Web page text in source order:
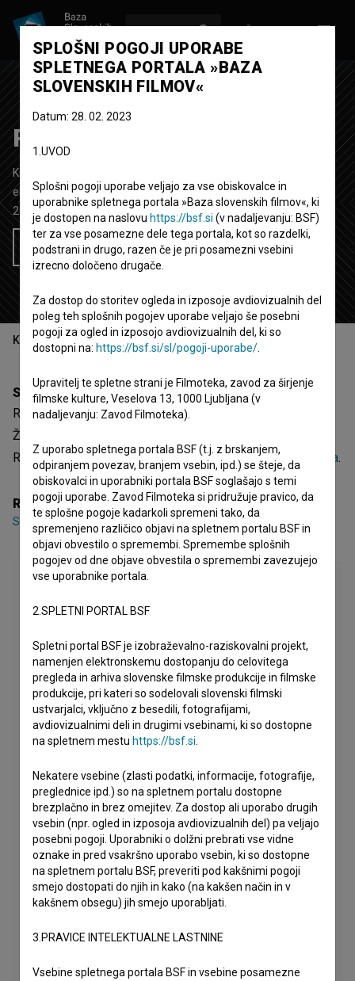
Revenge Porn
Kratki dokumentarni video film
eksperimentalni, umetniški
2019
Slovenija
Želim si ogledati ta film
Kazalo
Sinopsis
Revenge Porn je slovenski kratki dokumentarni video film.
Žanrsko je opredeljen kot eksperimentalni in umetniški.
Režiserka je Sara Bezovšek. Nastal je v produkciji Aksioma.
Režija
Sara Bezovšek
SPLOŠNI POGOJI UPORABE
SPLETNEGA PORTALA »BAZA
SLOVENSKIH FILMOV«
Datum: 28. 02. 2023
1.UVOD
Splošni pogoji uporabe veljajo za vse obiskovalce in
uporabnike spletnega portala »Baza slovenskih filmov«, ki
je dostopen na naslovu https://bsf.si (v nadaljevanju: BSF)
ter za vse posamezne dele tega portala, kot so razdelki,
podstrani in drugo, razen če je pri posamezni vsebini
izrecno določeno drugače.
Za dostop do storitev ogleda in izposoje avdiovizualnih del
poleg teh splošnih pogojev uporabe veljajo še posebni
pogoji za ogled in izposojo avdiovizualnih del, ki so
dostopni na: https://bsf.si/sl/pogoji-uporabe/
Upravitelj te spletne strani je Filmoteka, zavod za širjenje
filmske kulture, Veselova 13, 1000 Ljubljana (v
nadaljevanju: Zavod Filmoteka).
Z uporabo spletnega portala BSF (t.j. z brskanjem,
odpiranjem povezav, branjem vsebin, ipd.) se šteje, da
obiskovalci in uporabniki portala BSF soglašajo s temi
pogoji uporabe. Zavod Filmoteka si pridružuje pravico, da
te splošne pogoje kadarkoli spremeni tako, da
spremenjeno različico objavi na spletnem portalu BSF in
objavi obvestilo o spremembi. Spremembe splošnih
pogojev od dne objave obvestila o spremembi zavezujejo
vse uporabnike portala.
2.SPLETNI PORTAL BSF
Spletni portal BSF je izobraževalno-raziskovalni projekt,
namenjen elektronskemu dostopanju do celovitega
pregleda in arhiva slovenske filmske produkcije in filmske
produkcije, pri kateri so sodelovali slovenski filmski
ustvarjalci, vključno z besedili, fotografijami,
avdiovizualnimi deli in drugimi vsebinami, ki so dostopne
na spletnem mestu https://bsf.si
Nekatere vsebine (zlasti podatki, informacije, fotografije,
preglednice ipd.) so na spletnem portalu dostopne
brezplačno in brez omejitev. Za dostop ali uporabo drugih
vsebin (npr. ogled in izposoja avdiovizualnih del) pa veljajo
posebni pogoji. Uporabniki o dolžni prebrati vse vidne
oznake in pred vsakršno uporabo vsebin, ki so dostopne
na spletnem portalu BSF, preveriti pod kakšnimi pogoji
smejo dostopati do njih in kako (na kakšen način in v
kakšnem obsegu) jih smejo uporabljati.
3.PRAVICE INTELEKTUALNE LASTNINE
Vsebine spletnega portala BSF in vsebine posamezne